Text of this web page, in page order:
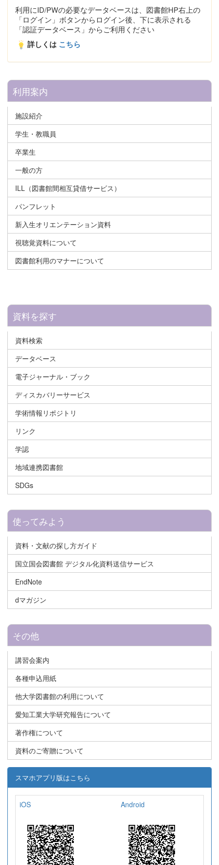
利用にID/PWの必要なデータベースは、図書館HP右上の
「ログイン」ボタンからログイン後、下に表示される
「認証データベース」からご利用ください
詳しくは こちら
利用案内
施設紹介
学生・教職員
卒業生
一般の方
ILL（図書館間相互貸借サービス）
パンフレット
新入生オリエンテーション資料
視聴覚資料について
図書館利用のマナーについて
資料を探す
資料検索
データベース
電子ジャーナル・ブック
ディスカバリーサービス
学術情報リポジトリ
リンク
学認
地域連携図書館
SDGs
使ってみよう
資料・文献の探し方ガイド
国立国会図書館 デジタル化資料送信サービス
EndNote
dマガジン
その他
講習会案内
各種申込用紙
他大学図書館の利用について
愛知工業大学研究報告について
著作権について
資料のご寄贈について
スマホアプリ版はこちら
iOS Android